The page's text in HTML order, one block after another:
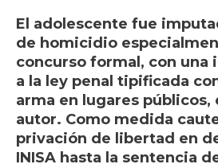
El adolescente fue
de homicidio
concurso formal, con una
a la ley penal tipificada
arma en lugares públicos,
autor. Como medida
privación de libertad en
INISA hasta la sentencia